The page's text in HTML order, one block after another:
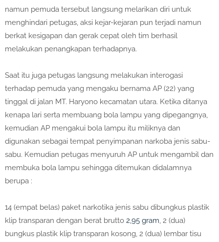
namun pemuda tersebut langsung melarikan diri untuk
menghindari petugas, aksi kejar-kejaran pun terjadi namun
berkat kesigapan dan gerak cepat oleh tim berhasil
melakukan penangkapan terhadapnya.
Saat itu juga petugas langsung melakukan interogasi
terhadap pemuda yang mengaku bernama AP (22) yang
tinggal di jalan MT. Haryono kecamatan utara. Ketika ditanya
kenapa lari serta membuang bola lampu yang dipegangnya,
kemudian AP mengakui bola lampu itu miliknya dan
digunakan sebagai tempat penyimpanan narkoba jenis sabu-
sabu. Kemudian petugas menyuruh AP untuk mengambil dan
membuka bola lampu sehingga ditemukan didalamnya
berupa :
14 (empat belas) paket narkotika jenis sabu dibungkus plastik
klip transparan dengan berat brutto 2,95 gram, 2 (dua)
bungkus plastik klip transparan kosong, 2 (dua) lembar tisu